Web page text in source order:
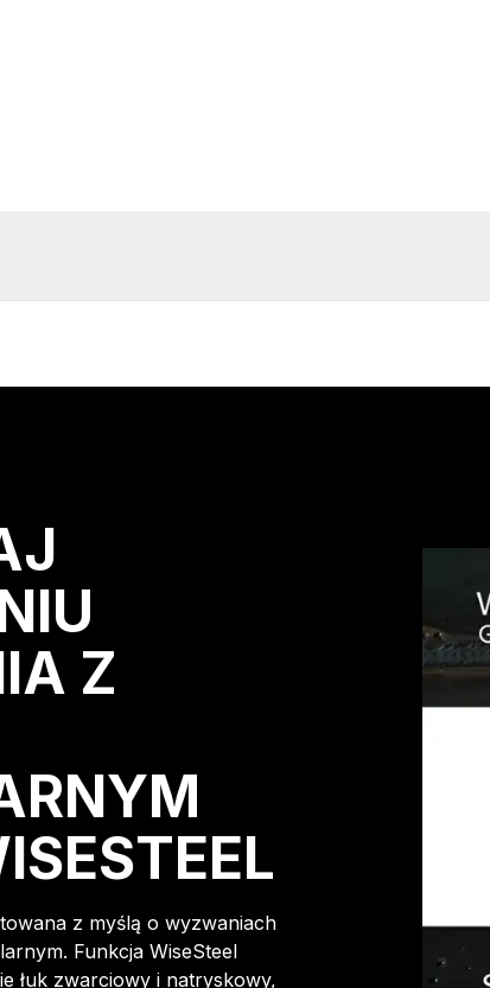
Z
z myślą o wyzwaniach
Funkcja WiseSteel
łuk zwarciowy i natryskowy,